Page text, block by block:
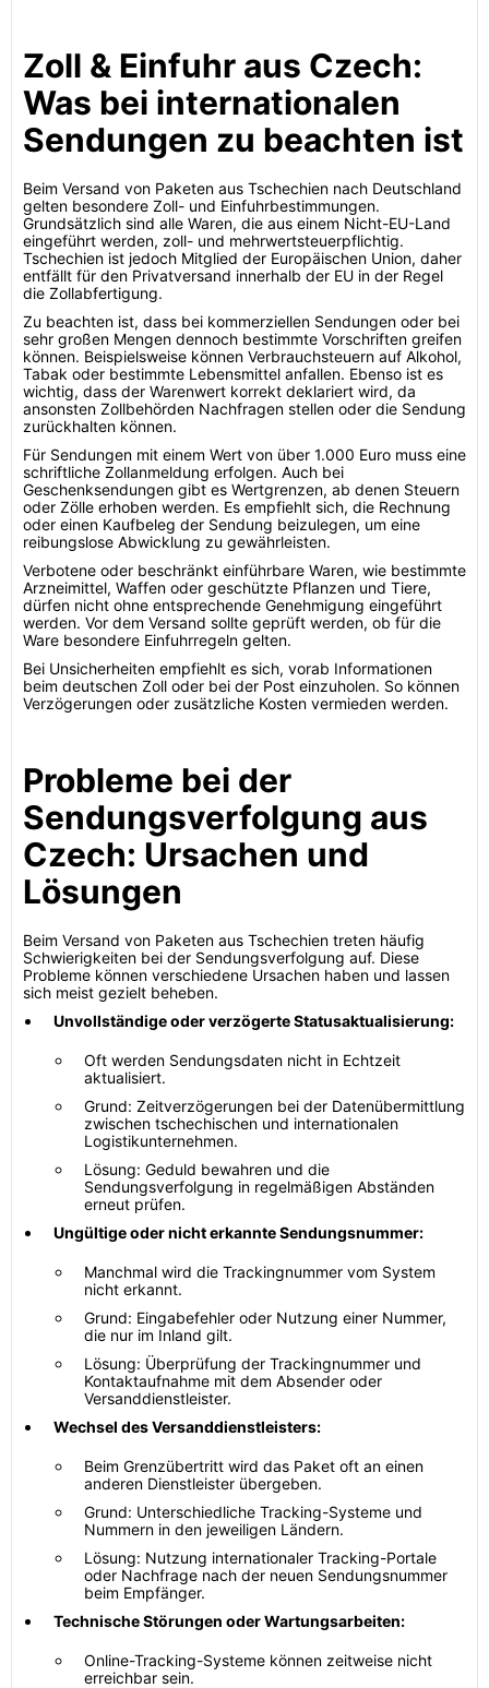
Zoll & Einfuhr aus Czech:
Was bei internationalen
Sendungen zu beachten ist
Beim Versand von Paketen aus Tschechien nach Deutschland
gelten besondere Zoll- und Einfuhrbestimmungen.
Grundsätzlich sind alle Waren, die aus einem Nicht-EU-Land
eingeführt werden, zoll- und mehrwertsteuerpflichtig.
Tschechien ist jedoch Mitglied der Europäischen Union, daher
entfällt für den Privatversand innerhalb der EU in der Regel
die Zollabfertigung.
Zu beachten ist, dass bei kommerziellen Sendungen oder bei
sehr großen Mengen dennoch bestimmte Vorschriften greifen
können. Beispielsweise können Verbrauchsteuern auf Alkohol,
Tabak oder bestimmte Lebensmittel anfallen. Ebenso ist es
wichtig, dass der Warenwert korrekt deklariert wird, da
ansonsten Zollbehörden Nachfragen stellen oder die Sendung
zurückhalten können.
Für Sendungen mit einem Wert von über 1.000 Euro muss eine
schriftliche Zollanmeldung erfolgen. Auch bei
Geschenksendungen gibt es Wertgrenzen, ab denen Steuern
oder Zölle erhoben werden. Es empfiehlt sich, die Rechnung
oder einen Kaufbeleg der Sendung beizulegen, um eine
reibungslose Abwicklung zu gewährleisten.
Verbotene oder beschränkt einführbare Waren, wie bestimmte
Arzneimittel, Waffen oder geschützte Pflanzen und Tiere,
dürfen nicht ohne entsprechende Genehmigung eingeführt
werden. Vor dem Versand sollte geprüft werden, ob für die
Ware besondere Einfuhrregeln gelten.
Bei Unsicherheiten empfiehlt es sich, vorab Informationen
beim deutschen Zoll oder bei der Post einzuholen. So können
Verzögerungen oder zusätzliche Kosten vermieden werden.
Probleme bei der
Sendungsverfolgung aus
Czech: Ursachen und
Lösungen
Beim Versand von Paketen aus Tschechien treten häufig
Schwierigkeiten bei der Sendungsverfolgung auf. Diese
Probleme können verschiedene Ursachen haben und lassen
sich meist gezielt beheben.
Unvollständige oder verzögerte Statusaktualisierung:
Oft werden Sendungsdaten nicht in Echtzeit
aktualisiert.
Grund: Zeitverzögerungen bei der Datenübermittlung
zwischen tschechischen und internationalen
Logistikunternehmen.
Lösung: Geduld bewahren und die
Sendungsverfolgung in regelmäßigen Abständen
erneut prüfen.
Ungültige oder nicht erkannte Sendungsnummer:
Manchmal wird die Trackingnummer vom System
nicht erkannt.
Grund: Eingabefehler oder Nutzung einer Nummer,
die nur im Inland gilt.
Lösung: Überprüfung der Trackingnummer und
Kontaktaufnahme mit dem Absender oder
Versanddienstleister.
Wechsel des Versanddienstleisters:
Beim Grenzübertritt wird das Paket oft an einen
anderen Dienstleister übergeben.
Grund: Unterschiedliche Tracking-Systeme und
Nummern in den jeweiligen Ländern.
Lösung: Nutzung internationaler Tracking-Portale
oder Nachfrage nach der neuen Sendungsnummer
beim Empfänger.
Technische Störungen oder Wartungsarbeiten:
Online-Tracking-Systeme können zeitweise nicht
erreichbar sein.